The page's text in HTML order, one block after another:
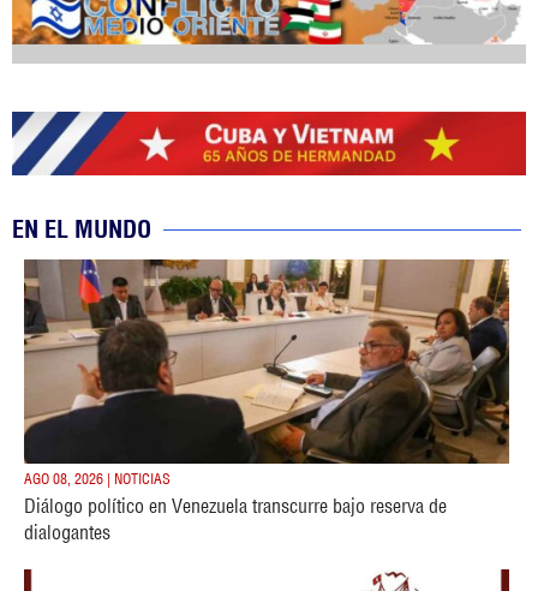
EN EL MUNDO
AGO 08, 2026 | NOTICIAS
Diálogo político en Venezuela transcurre bajo reserva de
dialogantes